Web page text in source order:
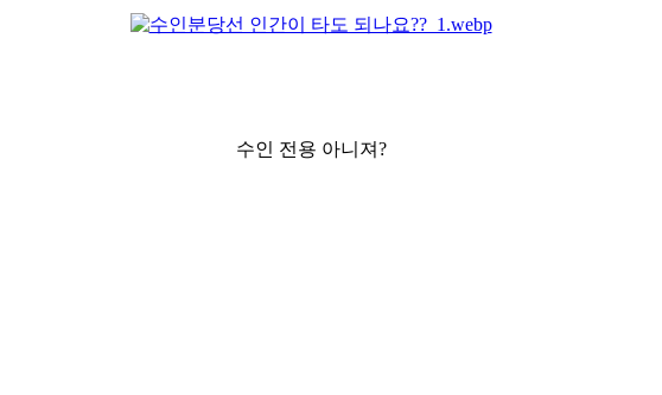
수인 전용 아니져?